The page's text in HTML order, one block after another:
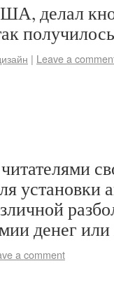
делал
| Leave a
установки
денег
a comment